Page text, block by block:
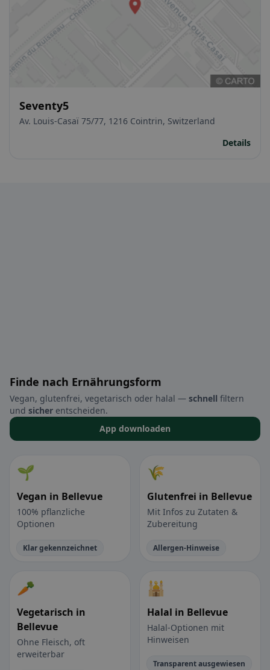
Seventy5
Av. Louis-Casaï 75/77, 1216 Cointrin, Switzerland
Details
Finde nach Ernährungsform
Vegan, glutenfrei, vegetarisch oder halal — schnell filtern
und sicher entscheiden.
App downloaden
🌱
Vegan in Bellevue
100% pflanzliche
Optionen
Klar gekennzeichnet
🌾
Glutenfrei in Bellevue
Mit Infos zu Zutaten &
Zubereitung
Allergen-Hinweise
🥕
Vegetarisch in
Bellevue
Ohne Fleisch, oft
erweiterbar
🕌
Halal in Bellevue
Halal-Optionen mit
Hinweisen
Transparent ausgewiesen